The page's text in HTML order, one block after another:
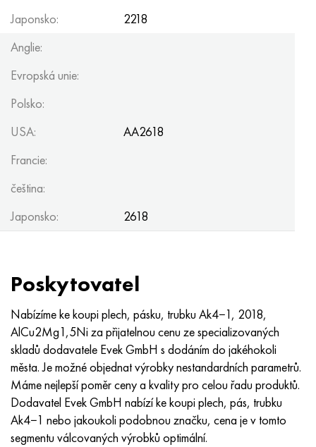
Japonsko:
2218
Anglie:
Evropská unie:
Polsko:
USA:
AA2618
Francie:
čeština:
Japonsko:
2618
Poskytovatel
Nabízíme ke koupi plech, pásku, trubku Ak4−1, 2018,
AlCu2Mg1,5Ni za přijatelnou cenu ze specializovaných
skladů dodavatele Evek GmbH s dodáním do jakéhokoli
města. Je možné objednat výrobky nestandardních parametrů.
Máme nejlepší poměr ceny a kvality pro celou řadu produktů.
Dodavatel Evek GmbH nabízí ke koupi plech, pás, trubku
Ak4−1 nebo jakoukoli podobnou značku, cena je v tomto
segmentu válcovaných výrobků optimální.